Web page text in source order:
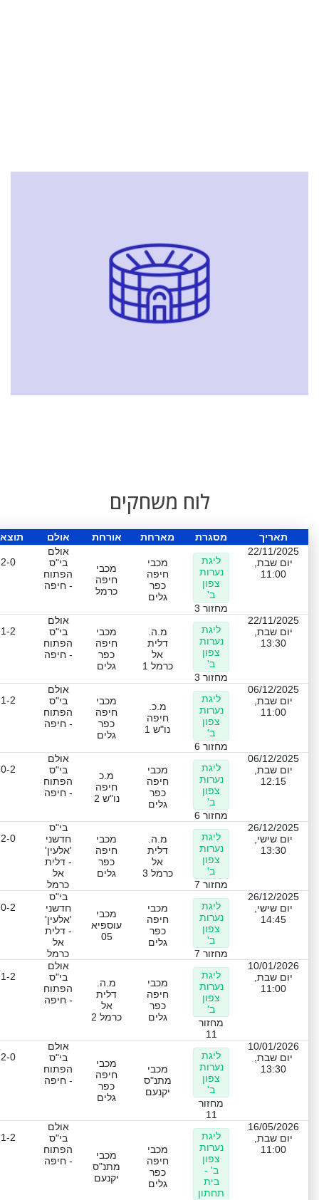
לוח משחקים
תאריך מסגרת מארחת אורחת אולם
22/11/2025
יום שבת,
11:00
ליגת
נערות
צפון
ב'
מחזור 3
מכבי
חיפה
כפר
גלים
מכבי
חיפה
כרמל
אולם
בי"ס
הפתוח
- חיפה
2-0
22/11/2025
יום שבת,
13:30
ליגת
נערות
צפון
ב'
מחזור 3
מ.ה.
דלית
אל
כרמל 1
מכבי
חיפה
כפר
גלים
אולם
בי"ס
הפתוח
- חיפה
1-2
06/12/2025
יום שבת,
11:00
ליגת
נערות
צפון
ב'
מחזור 6
מ.כ.
חיפה
נו"ש 1
מכבי
חיפה
כפר
גלים
אולם
בי"ס
הפתוח
- חיפה
1-2
06/12/2025
יום שבת,
12:15
ליגת
נערות
צפון
ב'
מחזור 6
מכבי
חיפה
כפר
גלים
מ.כ
חיפה
נו"ש 2
אולם
בי"ס
הפתוח
- חיפה
0-2
26/12/2025
יום שישי,
13:30
ליגת
נערות
צפון
ב'
מחזור 7
מ.ה.
דלית
אל
כרמל 3
מכבי
חיפה
כפר
גלים
בי"ס
חדשני
'אלעין'
- דלית
אל
כרמל
2-0
26/12/2025
יום שישי,
14:45
ליגת
נערות
צפון
ב'
מחזור 7
מכבי
חיפה
כפר
גלים
מכבי
עוספיא
05
בי"ס
חדשני
'אלעין'
- דלית
אל
כרמל
0-2
10/01/2026
יום שבת,
11:00
ליגת
נערות
צפון
ב'
מחזור
11
מכבי
חיפה
כפר
גלים
מ.ה.
דלית
אל
כרמל 2
אולם
בי"ס
הפתוח
- חיפה
1-2
10/01/2026
יום שבת,
13:30
ליגת
נערות
צפון
ב'
מחזור
11
מכבי
מתנ"ס
יקנעם
מכבי
חיפה
כפר
גלים
אולם
בי"ס
הפתוח
- חיפה
2-0
16/05/2026
יום שבת,
11:00
ליגת
נערות
צפון
ב' -
בית
תחתון
מכבי
חיפה
כפר
גלים
מכבי
מתנ"ס
יקנעם
אולם
בי"ס
הפתוח
- חיפה
1-2